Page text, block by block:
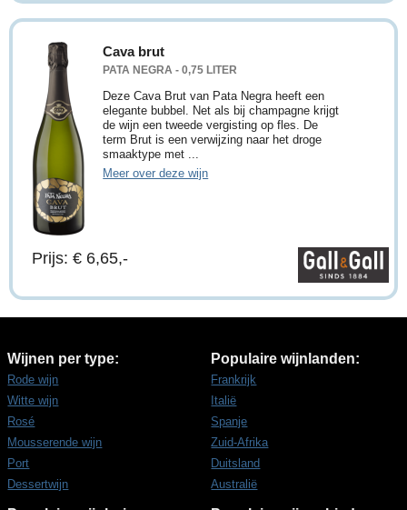
Cava brut
PATA NEGRA - 0,75 LITER
Deze Cava Brut van Pata Negra heeft een
elegante bubbel. Net als bij champagne krijgt
de wijn een tweede vergisting op fles. De
term Brut is een verwijzing naar het droge
smaaktype met ...
Meer over deze wijn
Prijs: € 6,65,-
Wijnen per type:
Rode wijn
Witte wijn
Rosé
Mousserende wijn
Port
Dessertwijn
Populaire wijnlanden:
Frankrijk
Italië
Spanje
Zuid-Afrika
Duitsland
Australië